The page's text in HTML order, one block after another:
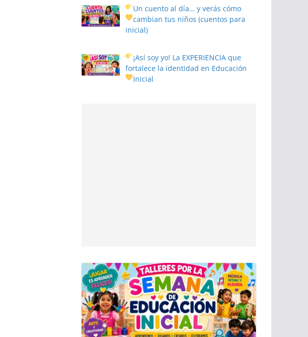
Un cuento al día… y verás cómo
cambian tus niños(cuentos para
inicial)
¡Así soy yo! La EXPERIENCIA que
fortalece la identidad en Educación
Inicial